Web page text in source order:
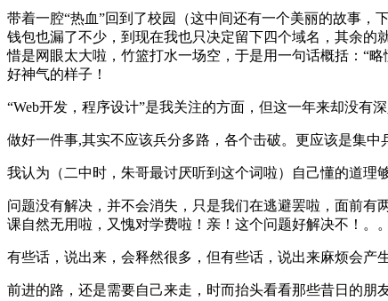
带着一腔“热血”回到了校园（这中间还有一个美丽的故事，
钱包也漏了不少，到现在我也只决定留下四个域名，其余的
惜是网眼太大啦，竹篮打水一场空，于是用一句话概括：“
好神气的样子！
“Web开发，程序设计”是我关注的方面，但这一年来却没有
做好一件事,其实不应该兵分多路，各个击破。更应该是集中
我认为（二中时，朱哥最讨厌听到这个词啦）自己懂的道理
问题没有解决，并不会消失，只是我们在逃避罢啦，面前
课自然无用啦，又愧对学费啦！亲！这个问题好解决不！。
有些话，说出来，会释然很多，但有些话，说出来麻烦会产
前进的路，还是需要自己来走，时而抬头看看那些昔日的朋